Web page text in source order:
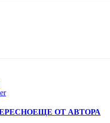
ЕЩЕ ОТ АВТОРА